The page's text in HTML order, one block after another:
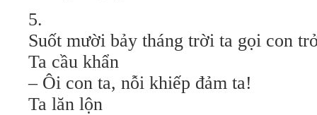
5.
Suốt mười bảy tháng trời ta gọi con
Ta cầu khẩn
– Ôi con ta, nỗi khiếp đảm ta!
Ta lăn lộn